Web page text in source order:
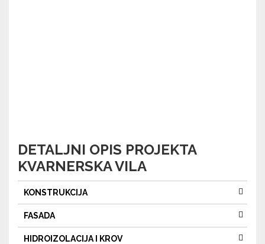
DETALJNI OPIS PROJEKTA
KVARNERSKA VILA
KONSTRUKCIJA
FASADA
HIDROIZOLACIJA I KROV